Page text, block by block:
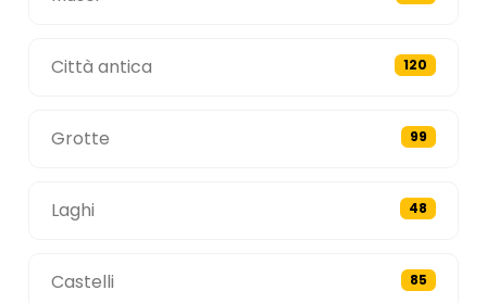
Città antica 120
Grotte 99
Laghi 48
Castelli 85